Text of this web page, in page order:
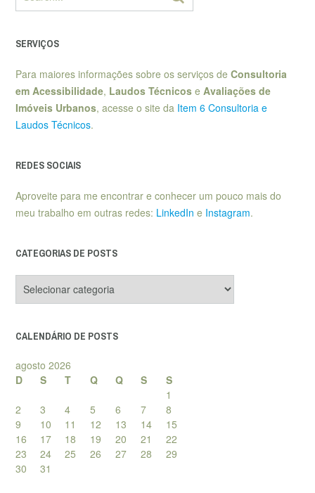
SERVIÇOS
Para maiores informações sobre os serviços de Consultoria
em Acessibilidade, Laudos Técnicos e Avaliações de
Imóveis Urbanos, acesse o site da Item 6 Consultoria e
Laudos Técnicos.
REDES SOCIAIS
Aproveite para me encontrar e conhecer um pouco mais do
meu trabalho em outras redes: LinkedIn e Instagram.
CATEGORIAS DE POSTS
de
CALENDÁRIO DE POSTS
agosto 2026
D
S T Q Q S
S
1
2
3 4 5 6 7
8
9
10 11 12 13 14
15
16
17 18 19 20 21
22
23
24 25 26 27 28
29
30
31